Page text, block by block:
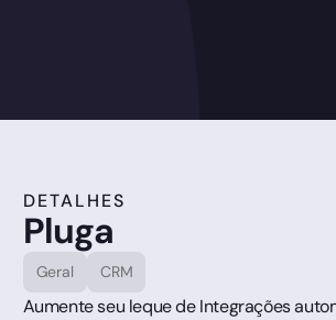
DETALHES
Pluga
Geral CRM
Aumente seu leque de Integrações